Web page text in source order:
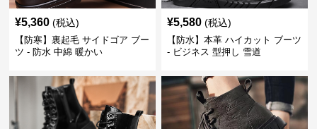
¥5,360 (税込)
【防寒】裏起毛 サイドゴア ブー
ツ - 防水 中綿 暖かい
¥5,580 (税込)
【防水】本革 ハイカット ブーツ
- ビジネス 型押し 雪道